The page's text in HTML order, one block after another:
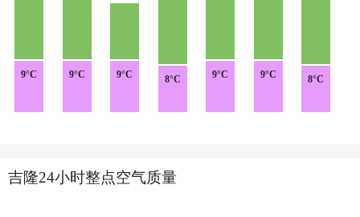
9°C 9°C 9°C 8°C 9°C 9°C 8°C
吉隆24小时整点空气质量